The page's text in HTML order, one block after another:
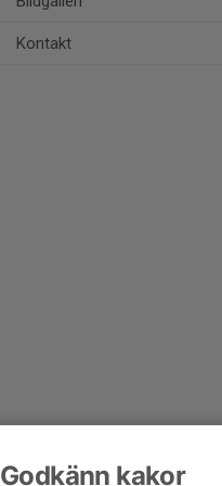
Kontakt
Godkänn kakor